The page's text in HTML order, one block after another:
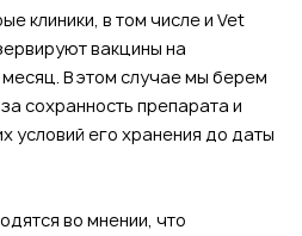
клиники, в том числе и Vet
вакцины на
В этом случае мы берем
сохранность препарата и
условий его хранения до даты
во мнении, что